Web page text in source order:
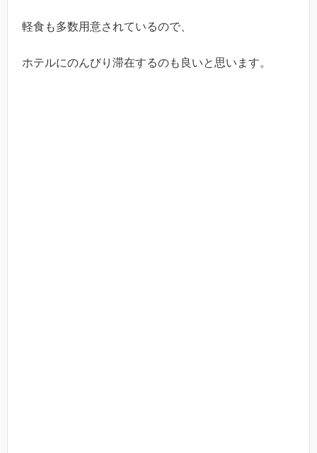
軽食も多数用意されているので、
ホテルにのんびり滞在するのも良いと思います。